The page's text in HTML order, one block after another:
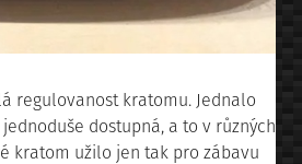
regulovanost kratomu. Jednalo
dostupná, a to v různých
kratom užilo jen tak pro zábavu